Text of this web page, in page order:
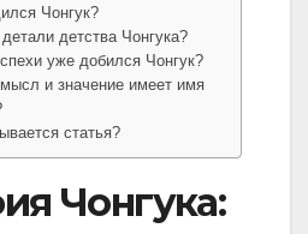
Чонгук?
детства Чонгука?
уже добился Чонгук?
и значение имеет имя
статья?
Чонгука: